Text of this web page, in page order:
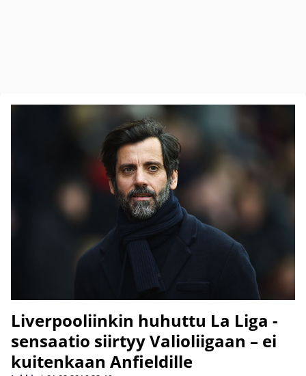
Liverpooliinkin huhuttu La Liga -
sensaatio siirtyy Valioliigaan – ei
kuitenkaan Anfieldille